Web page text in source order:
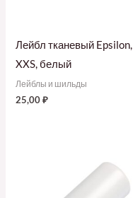
Лейбл тканевый Epsilon,
XXS, белый
Лейблы и шильды
25,00₽